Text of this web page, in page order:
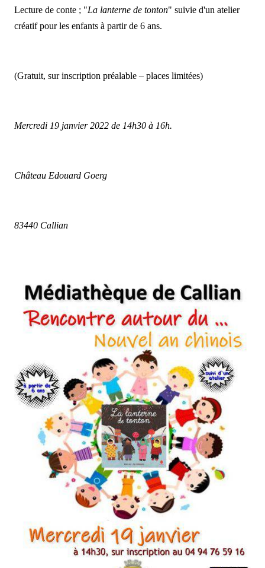
Lecture de conte ; "La lanterne de tonton" suivie d'un atelier
créatif pour les enfants à partir de 6 ans.
(Gratuit, sur inscription préalable – places limitées)
Mercredi 19 janvier 2022 de 14h30 à 16h.
Château Edouard Goerg
83440 Callian